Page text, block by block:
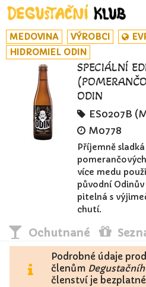
MEDOVINA VÝROBCI
HIDROMIEL ODIN
SPECIÁLNÍ
ODIN
ES0207B
M0778
Příjemně
více medu
původní
pitelná s
chutí.
Ochutnané
Podrobné údaje
členům
členství je